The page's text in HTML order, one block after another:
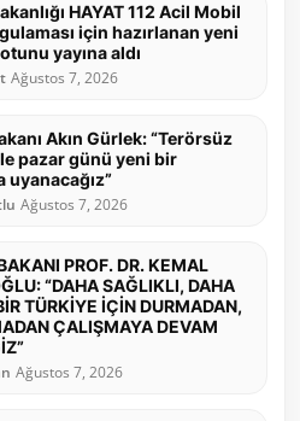
HAYAT 112 Acil Mobil
için hazırlanan yeni
yayına aldı
Ağustos 7, 2026
Akın Gürlek: “Terörsüz
pazar günü yeni bir
uyanacağız”
Ağustos 7, 2026
PROF. DR. KEMAL
“DAHA SAĞLIKLI, DAHA
TÜRKİYE İÇİN DURMADAN,
ÇALIŞMAYA DEVAM
Ağustos 7, 2026